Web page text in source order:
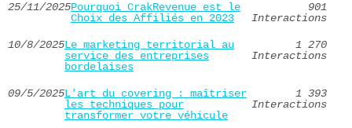
25/11/2025Pourquoi CrakRevenue est le
Choix des Affiliés en 2023
901
Interactions
10/8/2025Le marketing territorial au
service des entreprises
bordelaises
1 270
Interactions
09/5/2025L'art du covering : maîtriser
les techniques pour
transformer votre véhicule
1 393
Interactions